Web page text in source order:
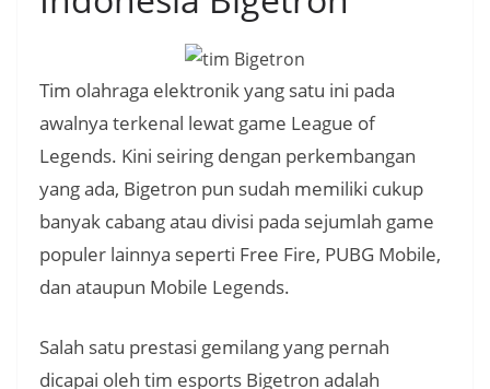
Tim olahraga elektronik yang satu ini pada
awalnya terkenal lewat game League of
Legends. Kini seiring dengan perkembangan
yang ada, Bigetron pun sudah memiliki cukup
banyak cabang atau divisi pada sejumlah game
populer lainnya seperti Free Fire, PUBG Mobile,
dan ataupun Mobile Legends.
Salah satu prestasi gemilang yang pernah
dicapai oleh tim esports Bigetron adalah